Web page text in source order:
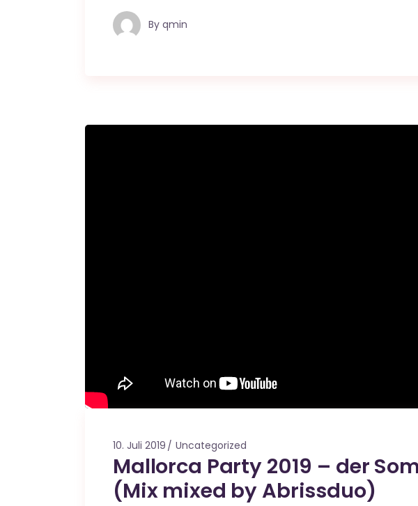
By qmin
10. Juli 2019 Uncategorized
Mallorca Party 2019 – der
(Mix mixed by Abrissduo)